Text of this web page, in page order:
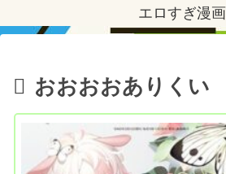
エロすぎ漫画
おおおおありくい